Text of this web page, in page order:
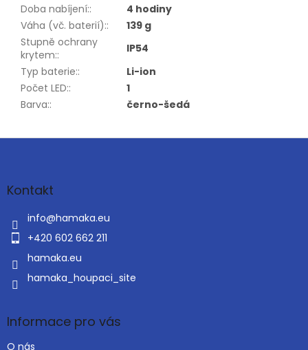
Doba nabíjení::
4 hodiny
Váha (vč. baterií)::
139 g
Stupně ochrany
krytem::
IP54
Typ baterie::
Li-ion
Počet LED::
1
Barva:: černo-šedá
Z
aKontakt
info@hamaka.eu
+420 602 662 211
hamaka.eu
hamaka_houpaci_site
Informace pro vás
O nás